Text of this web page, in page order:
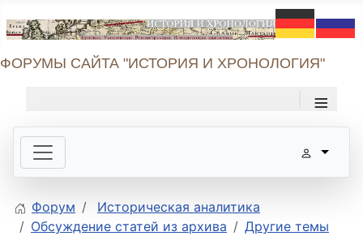
ФОРУМЫ САЙТА "ИСТОРИЯ И ХРОНОЛОГИЯ"
≡
Форум
Историческая аналитика
Обсуждение статей из архива
Другие темы